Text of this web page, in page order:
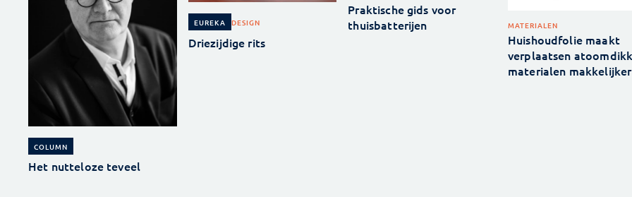
COLUMN
Het nutteloze teveel
EUREKA DESIGN
Driezijdige rits
Praktische gids voor
thuisbatterijen
MATERIALEN
Huishoudfolie maakt
verplaatsen
materialen makkelijker